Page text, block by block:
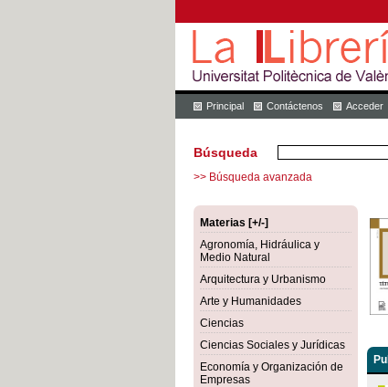
Principal Contáctenos Acceder
Búsqueda
>> Búsqueda avanzada
Materias [+/-]
Agronomía, Hidráulica y
Medio Natural
Arquitectura y Urbanismo
Arte y Humanidades
Ciencias
Ciencias Sociales y Jurídicas
Economía y Organización de
Empresas